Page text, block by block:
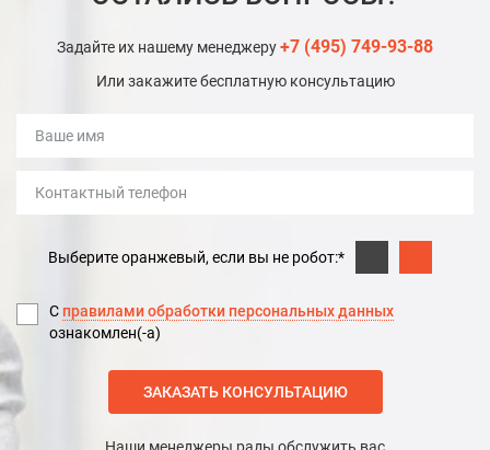
Задайте их нашему менеджеру+7 (495) 749-93-88
Или закажите бесплатную консультацию
Выберите оранжевый, если вы не робот:*
С правилами обработки персональных данных
ознакомлен(-а)
ЗАКАЗАТЬ КОНСУЛЬТАЦИЮ